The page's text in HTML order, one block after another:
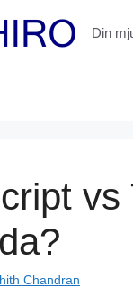
Din
vs
Chandran